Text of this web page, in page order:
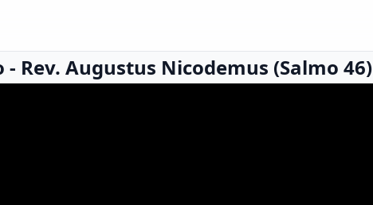
Rev. Augustus Nicodemus (Salmo 46)